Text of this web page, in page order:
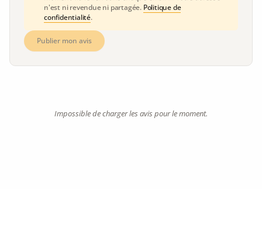
n'est ni revendue ni partagée. Politique de
confidentialité.
Publier mon avis
Impossible de charger les avis pour le moment.